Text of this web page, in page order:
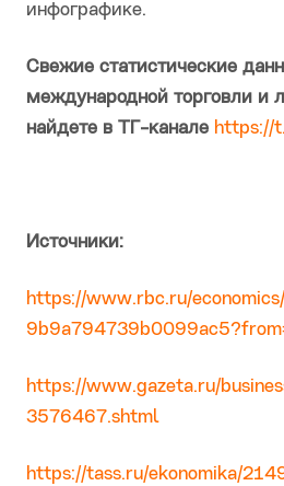
инфографике.
Свежие статистические
международной торговли и
найдете в ТГ-канале https://
Источники:
https://www.rbc.ru/
https://www.gazeta.ru/
3576467.shtml
https://tass.ru/ekonomika/